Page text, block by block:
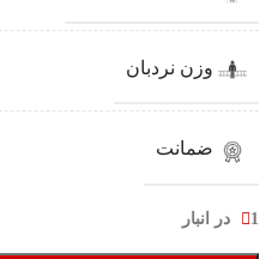
وزن نردبان
ضمانت
1 در انبار